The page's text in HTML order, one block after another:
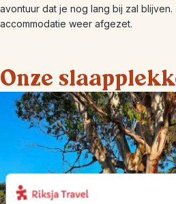
avontuur dat je nog lang bij zal
accommodatie weer afgezet.
Onze